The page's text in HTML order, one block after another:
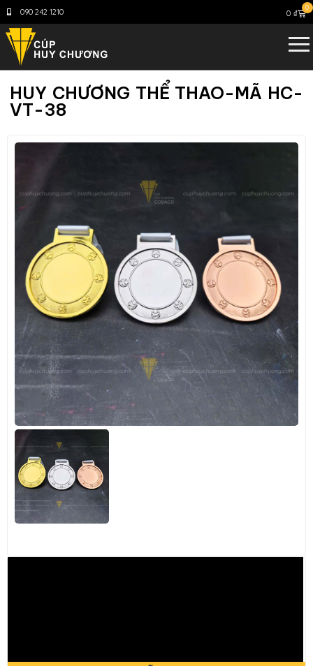
090 242 1210 0 ₫
0
HUY CHƯƠNG THỂ THAO-MÃ HC-
VT-38